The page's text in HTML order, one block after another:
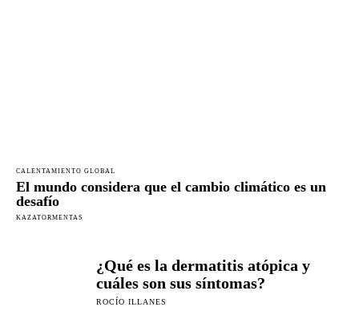
CALENTAMIENTO GLOBAL
El mundo considera que el cambio climático es un
desafío
KAZATORMENTAS
¿Qué es la dermatitis atópica y
cuáles son sus síntomas?
ROCÍO ILLANES